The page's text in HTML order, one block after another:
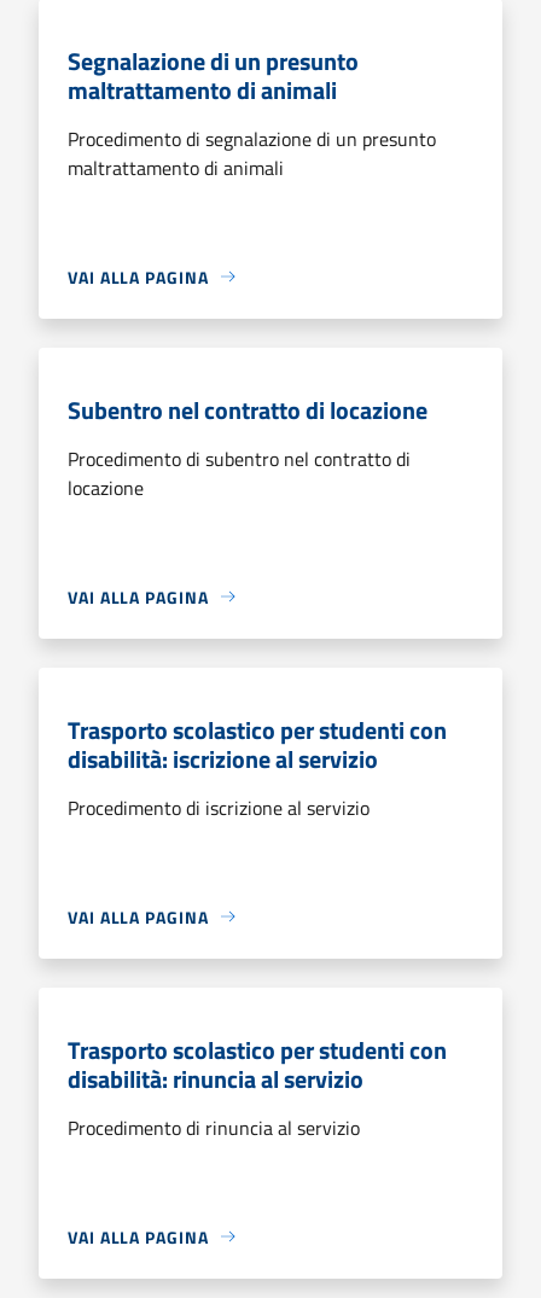
Segnalazione di un presunto
maltrattamento di animali
Procedimento di segnalazione di un presunto
maltrattamento di animali
VAI ALLA PAGINA
Subentro nel contratto di locazione
Procedimento di subentro nel contratto di
locazione
VAI ALLA PAGINA
Trasporto scolastico per studenti con
disabilità: iscrizione al servizio
Procedimento di iscrizione al servizio
VAI ALLA PAGINA
Trasporto scolastico per studenti con
disabilità: rinuncia al servizio
Procedimento di rinuncia al servizio
VAI ALLA PAGINA